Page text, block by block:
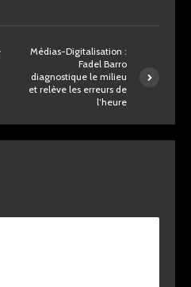
Médias-Digitalisation :
Fadel Barro
diagnostique le milieu
et relève les erreurs de
l’heure